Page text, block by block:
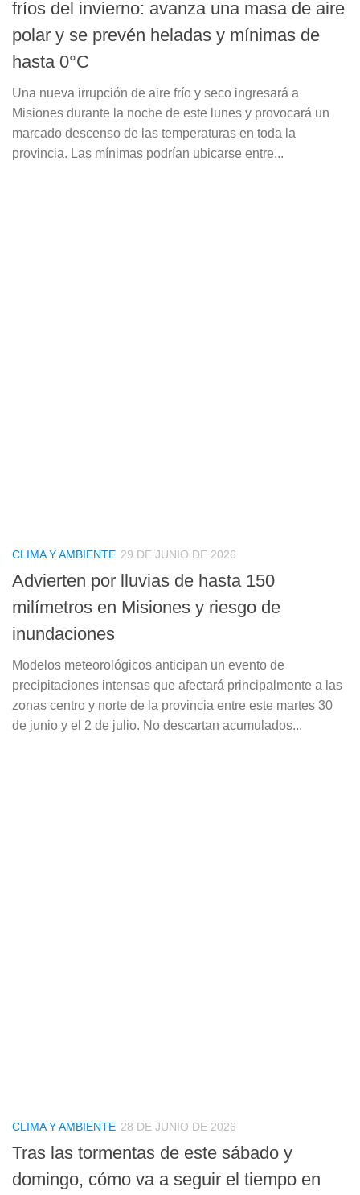
fríos del invierno: avanza una masa de aire
polar y se prevén heladas y mínimas de
hasta 0°C
Una nueva irrupción de aire frío y seco ingresará a
Misiones durante la noche de este lunes y provocará un
marcado descenso de las temperaturas en toda la
provincia. Las mínimas podrían ubicarse entre...
CLIMA Y AMBIENTE 29 DE JUNIO DE 2026
Advierten por lluvias de hasta 150
milímetros en Misiones y riesgo de
inundaciones
Modelos meteorológicos anticipan un evento de
precipitaciones intensas que afectará principalmente a las
zonas centro y norte de la provincia entre este martes 30
de junio y el 2 de julio. No descartan acumulados...
CLIMA Y AMBIENTE 28 DE JUNIO DE 2026
Tras las tormentas de este sábado y
domingo, cómo va a seguir el tiempo en